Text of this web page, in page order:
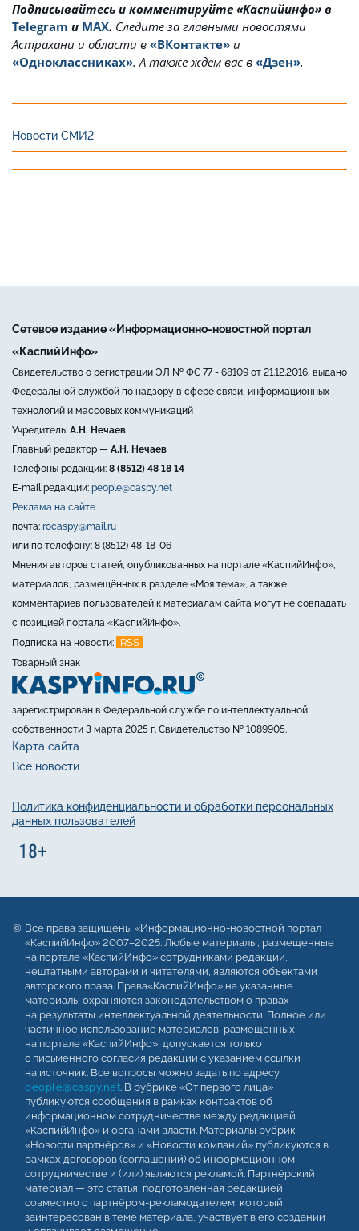
Подписывайтесь и комментируйте «Каспийинфо» в
Telegram и MAX. Cледите за главными новостями
Астрахани и области в «ВКонтакте» и
«Одноклассниках». А также ждём вас в «Дзен».
Новости СМИ2
Сетевое издание «Информационно-новостной портал
«КаспийИнфо»
Свидетельство о регистрации ЭЛ № ФС 77 - 68109 от 21.12.2016, выдано
Федеральной службой по надзору в сфере связи, информационных
технологий и массовых коммуникаций
Учредитель: А.Н. Нечаев
Главный редактор — А.Н. Нечаев
Телефоны редакции: 8 (8512) 48 18 14
E-mail редакции: people@caspy.net
Реклама на сайте
почта: rocaspy@mail.ru
или по телефону: 8 (8512) 48-18-06
Мнения авторов статей, опубликованных на портале «КаспийИнфо»,
материалов, размещённых в разделе «Моя тема», а также
комментариев пользователей к материалам сайта могут не совпадать
с позицией портала «КаспийИнфо».
Подписка на новости:
RSS
Товарный знак
зарегистрирован в Федеральной службе по интеллектуальной
собственности 3 марта 2025 г. Свидетельство № 1089905.
Карта сайта
Все новости
Политика конфиденциальности и обработки персональных
данных пользователей
Все права защищены «Информационно-новостной портал
«КаспийИнфо» 2007–2025. Любые материалы, размещенные
на портале «КаспийИнфо» сотрудниками редакции,
нештатными авторами и читателями, являются объектами
авторского права. Права«КаспийИнфо» на указанные
материалы охраняются законодательством о правах
на результаты интеллектуальной деятельности. Полное или
частичное использование материалов, размещенных
на портале «КаспийИнфо», допускается только
с письменного согласия редакции с указанием ссылки
на источник. Все вопросы можно задать по адресу
people@caspy.net. В рубрике «От первого лица»
публикуются сообщения в рамках контрактов об
информационном сотрудничестве между редакцией
«КаспийИнфо» и органами власти. Материалы рубрик
«Новости партнёров» и «Новости компаний» публикуются в
рамках договоров (соглашений) об информационном
сотрудничестве и (или) являются рекламой. Партнёрский
материал — это статья, подготовленная редакцией
совместно с партнёром-рекламодателем, который
заинтересован в теме материала, участвует в его создании